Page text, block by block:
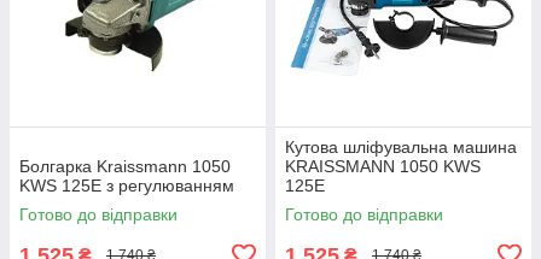
Болгарка Kraissmann 1050
KWS 125E з регулюванням
Готово до відправки
Кутова шліфувальна машина
KRAISSMANN 1050 KWS
125E
Готово до відправки